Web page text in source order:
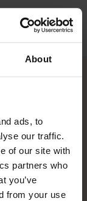
About
ads, to
our traffic.
of our site with
partners who
you’ve
from your use